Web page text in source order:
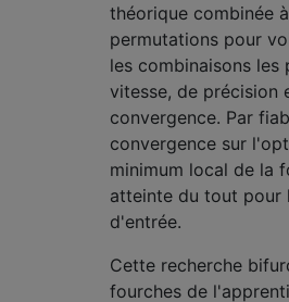
théorique combinée
permutations pour
les combinaisons les
vitesse, de précision
convergence. Par
convergence sur
minimum local de la
atteinte du tout pour
d'entrée.
Cette recherche
fourches de